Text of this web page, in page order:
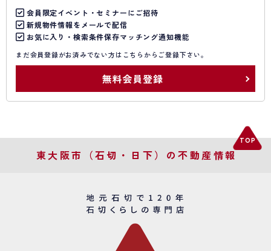
会員限定イベント・セミナーにご招待
新規物件情報をメールで配信
お気に入り・検索条件保存マッチング通知機能
まだ会員登録がお済みでない方はこちらからご登録下さい。
無料会員登録
東大阪市（石切・日下）の不動産情報